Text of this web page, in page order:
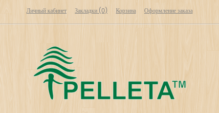
Личный кабинет Закладки (0) Корзина Оформление заказа